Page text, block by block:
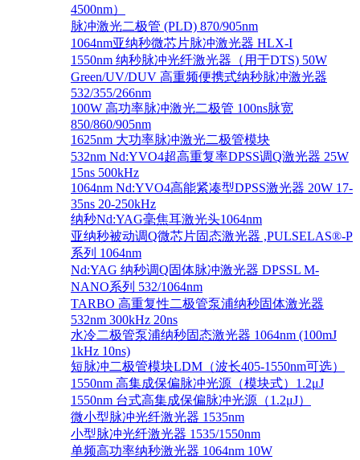
4500nm）
脉冲激光二极管 (PLD) 870/905nm
1064nm亚纳秒微芯片脉冲激光器 HLX-I
1550nm 纳秒脉冲光纤激光器（用于DTS) 50W
Green/UV/DUV 高重频便携式纳秒脉冲激光器
532/355/266nm
100W 高功率脉冲激光二极管 100ns脉宽
850/860/905nm
1625nm 大功率脉冲激光二极管模块
532nm Nd:YVO4超高重复率DPSS调Q激光器 25W
15ns 500kHz
1064nm Nd:YVO4高能紧凑型DPSS激光器 20W 17-
35ns 20-250kHz
纳秒Nd:YAG毫焦耳激光头1064nm
亚纳秒被动调Q微芯片固态激光器 ,PULSELAS®-P
系列 1064nm
Nd:YAG 纳秒调Q固体脉冲激光器 DPSSL M-
NANO系列 532/1064nm
TARBO 高重复性二极管泵浦纳秒固体激光器
532nm 300kHz 20ns
水冷二极管泵浦纳秒固态激光器 1064nm (100mJ
1kHz 10ns)
短脉冲二极管模块LDM（波长405-1550nm可选）
1550nm 高集成保偏脉冲光源（模块式）1.2μJ
1550nm 台式高集成保偏脉冲光源（1.2μJ）
微小型脉冲光纤激光器 1535nm
小型脉冲光纤激光器 1535/1550nm
单频高功率纳秒激光器 1064nm 10W